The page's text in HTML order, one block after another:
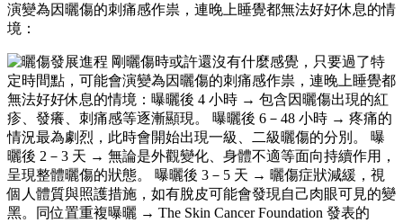
演變為因 曬傷的刺痛感作祟，連晚上睡覺都無法好好休息的情
境：